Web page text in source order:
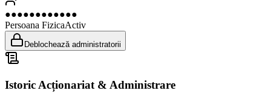
●●●●●●●●●●●●
Persoana FizicaActiv
Deblochează administratorii
Istoric Acționariat & Administrare